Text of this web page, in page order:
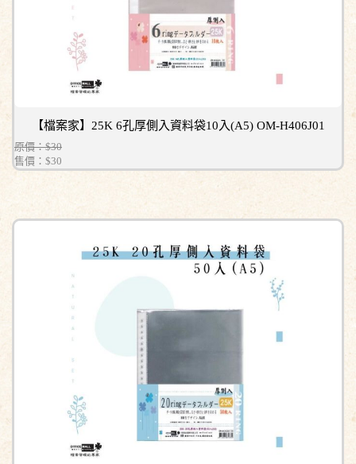
【檔案家】25K 6孔厚側入資料袋10入(A5) OM-H406J01
原價：$30
售價： $30